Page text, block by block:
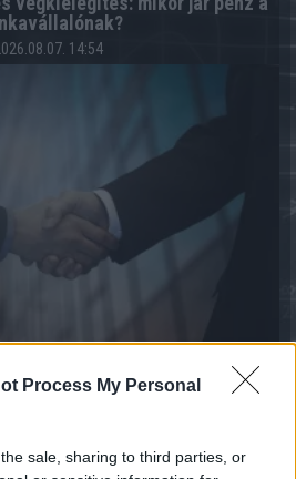
Process My Personal
sale, sharing to third parties, or
14:54
csökkenteni tudják a
fogyasztásukat